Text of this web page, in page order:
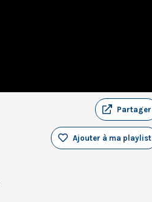
Partager
Ajouter à ma playlist